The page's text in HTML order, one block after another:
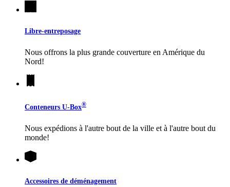
Libre-entreposage
Nous offrons la plus grande couverture en Amérique du
Nord!
Conteneurs U-Box®
Nous expédions à l'autre bout de la ville et à l'autre bout du
monde!
Accessoires de déménagement